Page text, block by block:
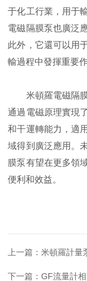
于化工行業，用于
電磁隔膜泵也廣泛
此外，它還可以用
輸過程中發揮重要作
米頓羅電磁隔膜
通過電磁原理實現
和干運轉能力，適
域得到廣泛應用。
膜泵有望在更多領
便利和效益。
上一篇：米頓羅計量
下一篇：GF流量計